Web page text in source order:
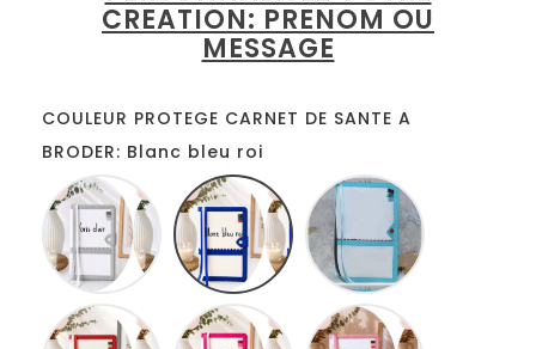
CREATION: PRENOM OU
MESSAGE
COULEUR PROTEGE CARNET DE SANTE A
BRODER: Blanc bleu roi
Blanc
gris
Blanc
bleu
roi
Blanc
rouge
Blanc
fuschia